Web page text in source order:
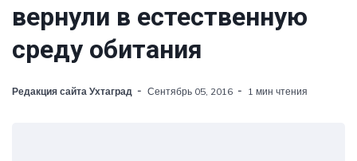
вернули в естественную
среду обитания
Редакция сайта Ухтаград Сентябрь 05, 2016 1 мин чтения